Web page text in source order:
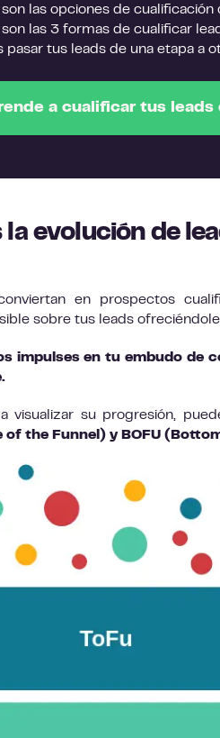
las opciones de cualificación
las 3 formas de cualificar
pasar tus leads de una etapa a
a cualificar tus leads
la evolución de
en prospectos
sobre tus leads
impulses en tu embudo de
a visualizar su progresión,
of the Funnel) y BOFU